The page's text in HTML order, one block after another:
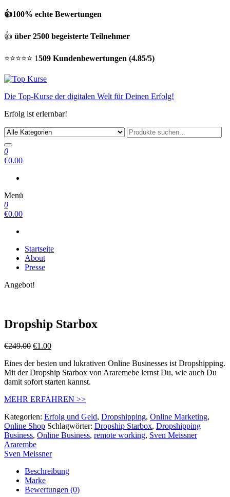
👍100% echte Bewertungen
👍 über 2500 begeisterte Teilnehmer
⭐⭐⭐⭐⭐ 1509 Kundenbewertungen (4.85/5)
Die Top-Kurse der digitalen Welt für Deinen Erfolg!
Erfolg ist erlernbar!
0
€0.00
Menü
0
€0.00
Startseite
About
Presse
Angebot!
Dropship Starbox
€249.00 €1.00
Eines der besten und lukrativen Online Businesses ist Dropshipping.
Mit der Dropship Starbox von Araremebe lernst Du, wie auch Du
damit sofort starten kannst.
MEHR ERFAHREN >>
Kategorien: Erfolg und Geld, Dropshipping, Online Marketing,
Online Shop Schlagwörter: Dropship Starbox, Dropshipping
Business, Online Business, remote working, Sven Meissner
Ararembe
Sven Meissner
Beschreibung
Marke
Bewertungen (0)